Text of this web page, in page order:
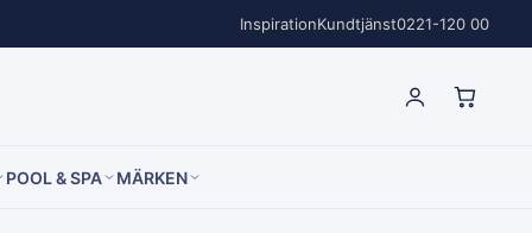
InspirationKundtjänst0221-120 00
POOL & SPA MÄRKEN